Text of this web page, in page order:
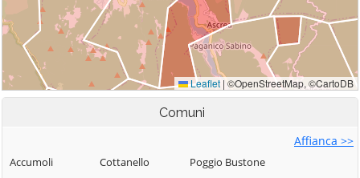
Comuni
Affianca >>
Accumoli
Cottanello
Poggio Bustone